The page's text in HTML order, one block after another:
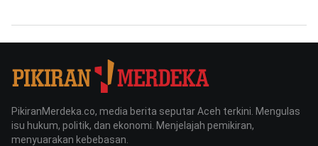
PikiranMerdeka.co, media berita seputar Aceh terkini. Mengulas
isu hukum, politik, dan ekonomi. Menjelajah pemikiran,
menyuarakan kebebasan.